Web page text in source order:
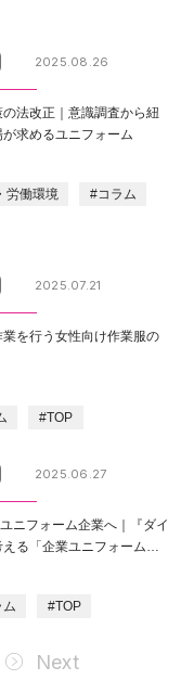
2025.08.26
法改正｜意識調査から紐
求めるユニフォーム
労働環境 #コラム
2025.07.21
を行う女性向け作業服の
#TOP
2025.06.27
ニフォーム企業へ｜『ダイ
える「企業ユニフォームの
ム #TOP
Next